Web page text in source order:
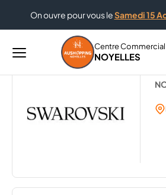
On ouvre pour vous leSamedi 15
Menu
principal
Centre
NOYELLES
Accueil ... SWAROVSKI